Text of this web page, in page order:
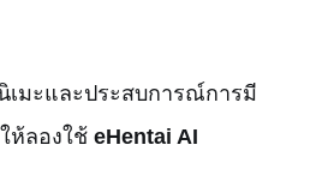
เมะและประสบการณ์การมี
ห้ลองใช้ eHentai AI